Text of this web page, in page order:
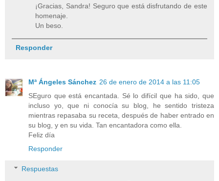
¡Gracias, Sandra! Seguro que está disfrutando de este
homenaje.
Un beso.
Responder
Mª Ángeles Sánchez 26 de enero de 2014 a las 11:05
SEguro que está encantada. Sé lo difícil que ha sido, que
incluso yo, que ni conocía su blog, he sentido tristeza
mientras repasaba su receta, después de haber entrado en
su blog, y en su vida. Tan encantadora como ella.
Feliz día
Responder
Respuestas